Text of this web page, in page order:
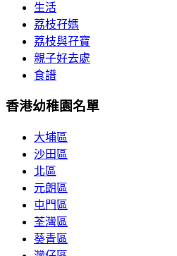
生活
荔枝孖媽
荔枝與孖寶
親子好去處
食譜
香港幼稚園名單
大埔區
沙田區
北區
元朗區
屯門區
荃灣區
葵青區